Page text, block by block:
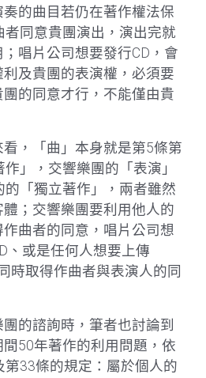
的曲目若仍在著作權法保
同意貴團演出，演出完就
唱片公司想要發行CD，會
及貴團的表演權，必須要
的同意才行，不能僅由貴
，「曲」本身就是第5條第
」，交響樂團的「表演」
的「獨立著作」，兩者雖然
；交響樂團要利用他人的
作曲者的同意，唱片公司想
、或是任何人想要上傳
時取得作曲者與表演人的同
的諮詢時，筆者也討論到
50年著作的利用問題，依
第33條的規定：屬於個人的